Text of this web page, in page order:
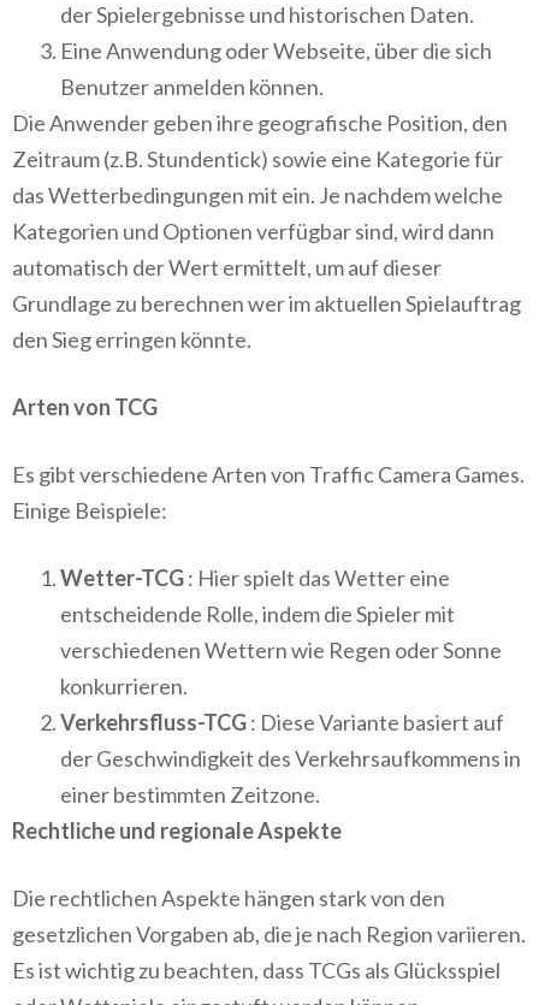
der Spielergebnisse und historischen Daten.
Eine Anwendung oder Webseite, über die sich
Benutzer anmelden können.
Die Anwender geben ihre geografische Position, den
Zeitraum (z.B. Stundentick) sowie eine Kategorie für
das Wetterbedingungen mit ein. Je nachdem welche
Kategorien und Optionen verfügbar sind, wird dann
automatisch der Wert ermittelt, um auf dieser
Grundlage zu berechnen wer im aktuellen Spielauftrag
den Sieg erringen könnte.
Arten von TCG
Es gibt verschiedene Arten von Traffic Camera Games.
Einige Beispiele:
Wetter-TCG: Hier spielt das Wetter eine
entscheidende Rolle, indem die Spieler mit
verschiedenen Wettern wie Regen oder Sonne
konkurrieren.
Verkehrsfluss-TCG: Diese Variante basiert auf
der Geschwindigkeit des Verkehrsaufkommens in
einer bestimmten Zeitzone.
Rechtliche und regionale Aspekte
Die rechtlichen Aspekte hängen stark von den
gesetzlichen Vorgaben ab, die je nach Region variieren.
Es ist wichtig zu beachten, dass TCGs als Glücksspiel